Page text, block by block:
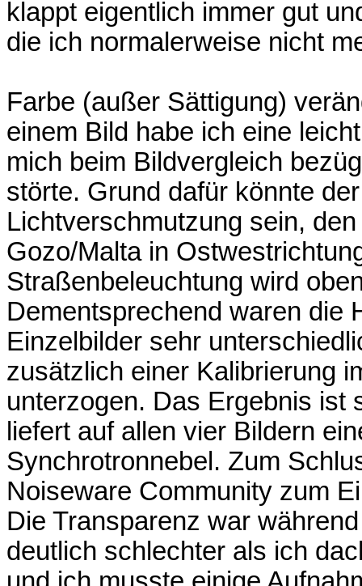
klappt eigentlich immer gut
die ich normalerweise nicht
Farbe (außer Sättigung)
einem Bild habe ich eine
mich beim Bildvergleich
störte. Grund dafür könnte
Lichtverschmutzung sein,
Gozo/Malta in
Straßenbeleuchtung wird
Dementsprechend waren die
Einzelbilder sehr
zusätzlich einer Kalibrierung
unterzogen. Das Ergebnis ist
liefert auf allen vier Bildern
Synchrotronnebel. Zum
Noiseware Community zum
Die Transparenz war
deutlich schlechter als ich